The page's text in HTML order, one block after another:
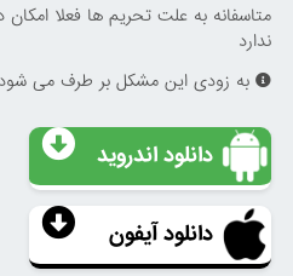
متاسفانه به علت تحریم ها فعلا
ندارد
به زودی این مشکل بر طرف می شود
دانلود اندروید
دانلود آیفون